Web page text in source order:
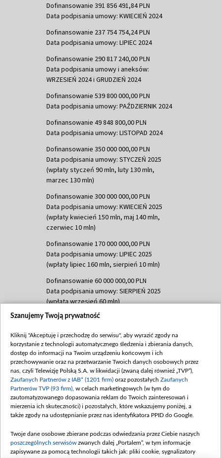
Dofinansowanie 391 856 491,84 PLN
Data podpisania umowy: KWIECIEŃ 2024
Dofinansowanie 237 754 754,24 PLN
Data podpisania umowy: LIPIEC 2024
Dofinansowanie 290 817 240,00 PLN
Data podpisania umowy i aneksów:
WRZESIEŃ 2024 i GRUDZIEŃ 2024
Dofinansowanie 539 800 000,00 PLN
Data podpisania umowy: PAŹDZIERNIK 2024
Dofinansowanie 49 848 800,00 PLN
Data podpisania umowy: LISTOPAD 2024
Dofinansowanie 350 000 000,00 PLN
Data podpisania umowy: STYCZEŃ 2025
(wpłaty styczeń 90 mln, luty 130 mln,
marzec 130 mln)
Dofinansowanie 300 000 000,00 PLN
Data podpisania umowy: KWIECIEŃ 2025
(wpłaty kwiecień 150 mln, maj 140 mln,
czerwiec 10 mln)
Dofinansowanie 170 000 000,00 PLN
Data podpisania umowy: LIPIEC 2025
(wpłaty lipiec 160 mln, sierpień 10 mln)
Dofinansowanie 60 000 000,00 PLN
Data podpisania umowy: SIERPIEŃ 2025
(wpłata wrzesień 60 mln)
Dofinansowanie 635 783 051,21 PLN
(wpłata wrzesień 100 mln, październik 350
mln, listopad 265 mln)
Dofinansowanie 48 862 000,00 PLN
Data podpisania umowy: GRUDZIEŃ 2025
(wpłata grudzień 60,548 mln)
Dofinansowanie 900 000 000,00 PLN
Data podpisania umowy: LUTY 2026 (wpłata
kwiecień 180 mln, 7 maja 180 mln, 8
czerwca 90 mln)
Szanujemy Twoją prywatność
Kliknij "Akceptuję i przechodzę do serwisu", aby wyrazić zgody na
korzystanie z technologii automatycznego śledzenia i zbierania danych,
dostęp do informacji na Twoim urządzeniu końcowym i ich
przechowywanie oraz na przetwarzanie Twoich danych osobowych przez
nas, czyli Telewizję Polską S.A. w likwidacji (zwaną dalej również „TVP”),
Zaufanych Partnerów z IAB* (1201 firm) oraz pozostałych Zaufanych
Partnerów TVP (93 firm) , w celach marketingowych (w tym do
zautomatyzowanego dopasowania reklam do Twoich zainteresowań i
mierzenia ich skuteczności) i pozostałych, które wskazujemy poniżej, a
także zgody na udostępnianie przez nas identyfikatora PPID do Google.
Twoje dane osobowe zbierane podczas odwiedzania przez Ciebie naszych
poszczególnych serwisów zwanych dalej „Portalem”, w tym informacje
zapisywane za pomocą technologii takich jak: pliki cookie, sygnalizatory